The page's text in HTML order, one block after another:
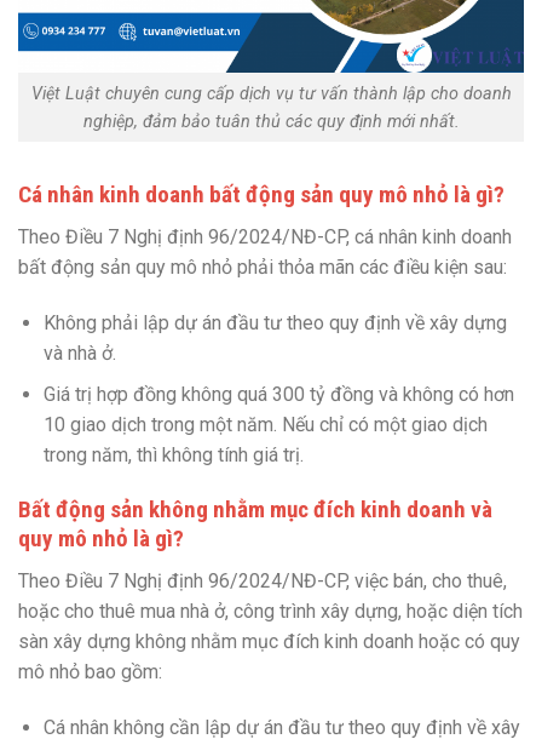
Việt Luật chuyên cung cấp dịch vụ tư vấn thành lập cho doanh
nghiệp, đảm bảo tuân thủ các quy định mới nhất.
Cá nhân kinh doanh bất động sản quy mô nhỏ là gì?
Theo Điều 7 Nghị định 96/2024/NĐ-CP, cá nhân kinh doanh
bất động sản quy mô nhỏ phải thỏa mãn các điều kiện sau:
Không phải lập dự án đầu tư theo quy định về xây dựng
và nhà ở.
Giá trị hợp đồng không quá 300 tỷ đồng và không có hơn
10 giao dịch trong một năm. Nếu chỉ có một giao dịch
trong năm, thì không tính giá trị.
Bất động sản không nhằm mục đích kinh doanh và
quy mô nhỏ là gì?
Theo Điều 7 Nghị định 96/2024/NĐ-CP, việc bán, cho thuê,
hoặc cho thuê mua nhà ở, công trình xây dựng, hoặc diện tích
sàn xây dựng không nhằm mục đích kinh doanh hoặc có quy
mô nhỏ bao gồm:
Cá nhân không cần lập dự án đầu tư theo quy định về xây